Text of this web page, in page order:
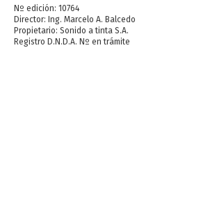
Nº edición: 10764
Director: Ing. Marcelo A. Balcedo
Propietario: Sonido a tinta S.A.
Registro D.N.D.A. Nº en trámite